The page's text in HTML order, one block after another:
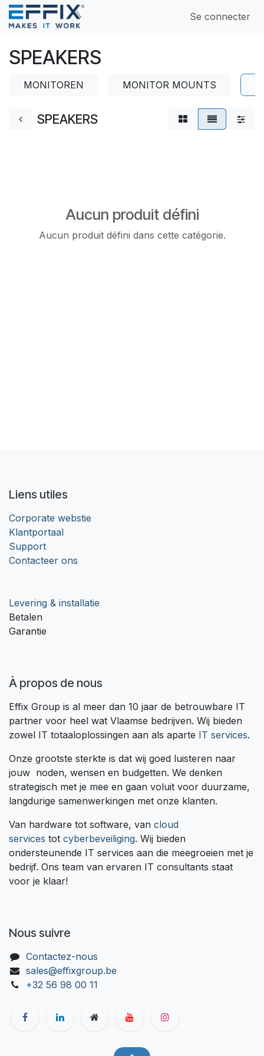
Se rendre au contenu
Se connecter
SPEAKERS
MONITOREN MONITOR MOUNTS
SPEAKERS
Aucun produit défini
Aucun produit défini dans cette catégorie.
Liens utiles
Corporate webstie
Klantportaal
Support
Contacteer ons
Levering & installatie
Betalen
Garantie
À propos de nous
Effix Group is al meer dan 10 jaar de betrouwbare IT
partner voor heel wat Vlaamse bedrijven. Wij bieden
zowel IT totaaloplossingen aan als aparte IT services.
Onze grootste sterkte is dat wij goed luisteren naar
jouw noden, wensen en budgetten. We denken
strategisch met je mee en gaan voluit voor duurzame,
langdurige samenwerkingen met onze klanten.
Van hardware tot software, van cloud
services tot cyberbeveiliging. Wij bieden
ondersteunende IT services aan die meegroeien met je
bedrijf. Ons team van ervaren IT consultants staat
voor je klaar!
Nous suivre
Contactez-nous
sales@effixgroup.be
+32 56 98 00 11